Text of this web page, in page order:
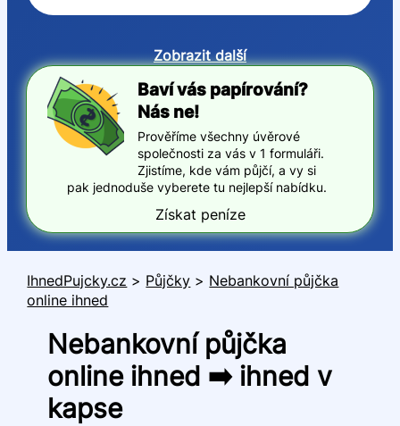
Zobrazit další
Baví vás papírování?
Nás ne!
Prověříme všechny úvěrové
společnosti za vás v 1 formuláři.
Zjistíme, kde vám půjčí, a vy si
pak jednoduše vyberete tu nejlepší nabídku.
Získat peníze
IhnedPujcky.cz > Půjčky > Nebankovní půjčka
online ihned
Nebankovní půjčka
online ihned ➡️ ihned v
kapse